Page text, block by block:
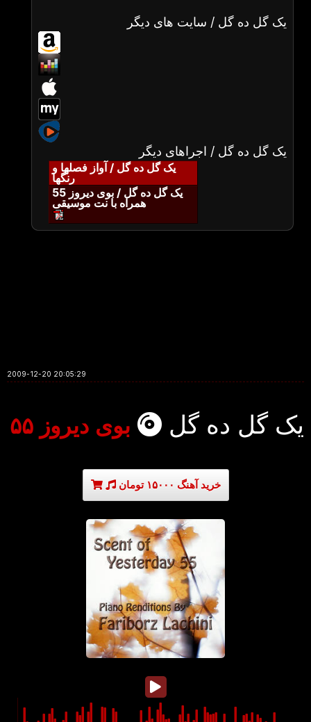
یک گل ده گل / سایت های دیگر
یک گل ده گل / اجراهای دیگر
یک گل ده گل / آواز فصلها و
رنگها
یک گل ده گل / بوی دیروز 55
همراه با نت موسیقی
2009-12-20 20:05:29
یک گل ده گل بوی دیروز ۵۵
خرید آهنگ ۱۵۰۰۰ تومان